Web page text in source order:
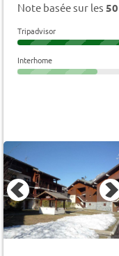
Note basée sur les 50
Tripadvisor
Interhome